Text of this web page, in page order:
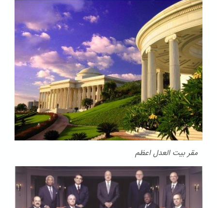
مقر بیت العدل اعظم